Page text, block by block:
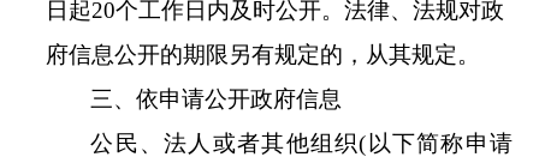
日起20个工作日内及时公开。法律、法规对政
府信息公开的期限另有规定的，从其规定。
三、依申请公开政府信息
公民、法人或者其他组织( 以下简称申请